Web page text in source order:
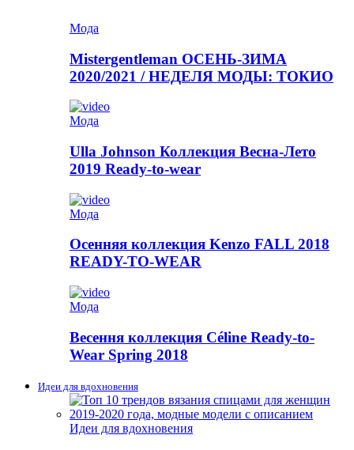
Мода
Mistergentleman ОСЕНЬ-ЗИМА
2020/2021 / НЕДЕЛЯ МОДЫ: ТОКИО
Мода
Ulla Johnson Коллекция Весна-Лето
2019 Ready-to-wear
Мода
Осенняя коллекция Kenzo FALL 2018
READY-TO-WEAR
Мода
Весення коллекция Céline Ready-to-
Wear Spring 2018
Идеи для вдохновения
Идеи для вдохновения